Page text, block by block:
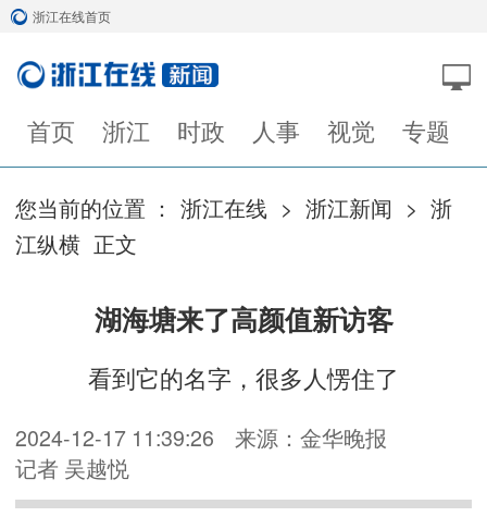
浙江在线首页
首页 浙江 时政 人事 视觉 专题
您当前的位置 ： 浙江在线 > 浙江新闻 > 浙
江纵横 正文
湖海塘来了高颜值新访客
看到它的名字，很多人愣住了
2024-12-17 11:39:26
来源：金华晚报
记者 吴越悦